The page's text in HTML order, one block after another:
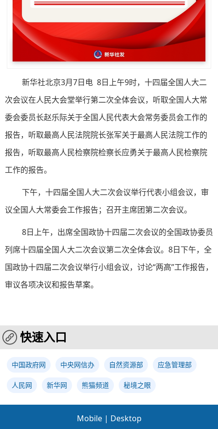
新华社北京3月7日电 8日上午9时，十四届全国人大二
次会议在人民大会堂举行第二次全体会议，听取全国人大常
委会委员长赵乐际关于全国人民代表大会常务委员会工作的
报告，听取最高人民法院院长张军关于最高人民法院工作的
报告，听取最高人民检察院检察长应勇关于最高人民检察院
工作的报告。
下午，十四届全国人大二次会议举行代表小组会议，审
议全国人大常委会工作报告；召开主席团第二次会议。
8日上午，出席全国政协十四届二次会议的全国政协委员
列席十四届全国人大二次会议第二次全体会议。8日下午，全
国政协十四届二次会议举行小组会议，讨论“两高”工作报告，
审议各项决议和报告草案。
快速入口
中国政府网 中央网信办 自然资源部 应急管理部
人民网 新华网 熊猫频道 秘境之眼
Mobile | Desktop